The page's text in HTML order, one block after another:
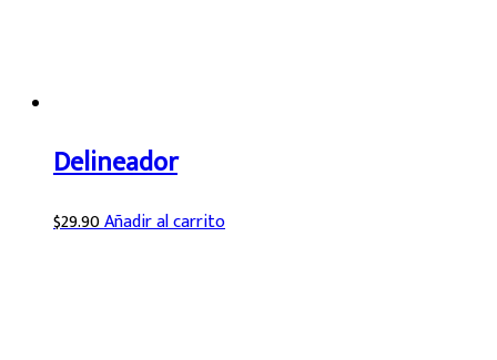
Delineador
$29.90Añadir al carrito